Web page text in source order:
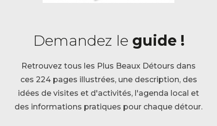
Demandez le guide !
Retrouvez tous les Plus Beaux Détours dans
ces 224 pages illustrées, une description, des
idées de visites et d'activités, l'agenda local et
des informations pratiques pour chaque détour.